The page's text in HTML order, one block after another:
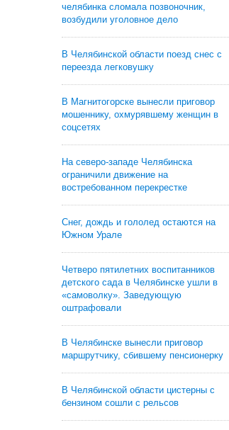
челябинка сломала позвоночник,
возбудили уголовное дело
В Челябинской области поезд снес с
переезда легковушку
В Магнитогорске вынесли приговор
мошеннику, охмурявшему женщин в
соцсетях
На северо-западе Челябинска
ограничили движение на
востребованном перекрестке
Снег, дождь и гололед остаются на
Южном Урале
Четверо пятилетних воспитанников
детского сада в Челябинске ушли в
«самоволку». Заведующую
оштрафовали
В Челябинске вынесли приговор
маршрутчику, сбившему пенсионерку
В Челябинской области цистерны с
бензином сошли с рельсов